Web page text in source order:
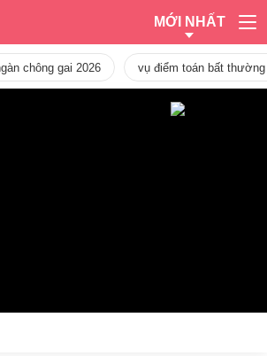
MỚI NHẤT
chông gai 2026 vụ điểm toán bất